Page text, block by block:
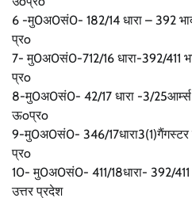
6 -मु0अ0सं0- 182/14 धारा – 392
प्रo
7- मु0अ0सं0-712/16 धारा-392/411
प्रo
8-मु0अ0सं0- 42/17 धारा -3/25आर्म्स
ऊoप्रo
9-मु0अ0सं0- 346/17धारा3(1)गैंगस्टर
प्रo
10- मु0अ0सं0- 411/18धारा- 392/411
उत्तर प्रदेश